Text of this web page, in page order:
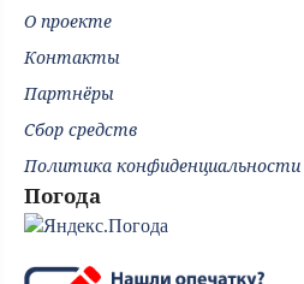
О проекте
Контакты
Партнёры
Сбор средств
Политика конфиденциальности
Погода